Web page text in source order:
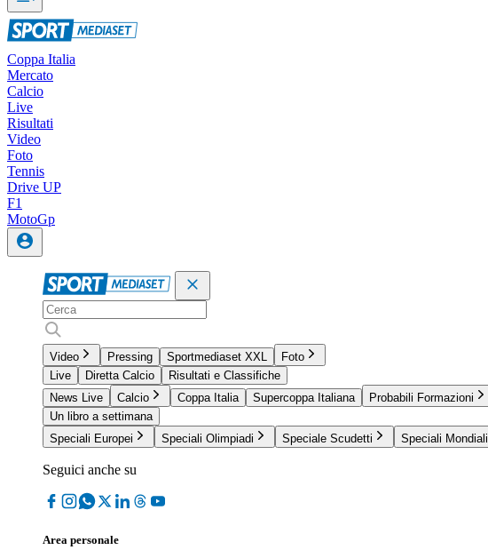
Coppa Italia
Mercato
Calcio
Live
Risultati
Video
Foto
Tennis
Drive UP
F1
MotoGp
Video Pressing Sportmediaset XXL
Foto
Live
Diretta Calcio
Risultati e Classifiche
News Live
Calcio Coppa Italia Supercoppa Italiana Probabili Formazioni
Un libro a settimana
Speciali Europei
Speciali Olimpiadi Speciale Scudetti Speciali Mondiali
Seguici anche su
Area personale